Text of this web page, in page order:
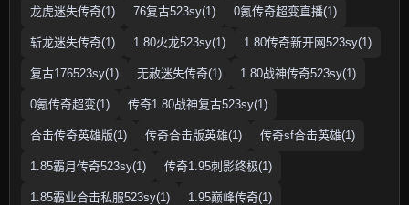
龙虎迷失传奇(1) 76复古523sy(1) 0氪传奇超变直播(1)
斩龙迷失传奇(1) 1.80火龙523sy(1) 1.80传奇新开网523sy(1)
复古176523sy(1) 无赦迷失传奇(1) 1.80战神传奇523sy(1)
0氪传奇超变(1) 传奇1.80战神复古523sy(1)
合击传奇英雄版(1) 传奇合击版英雄(1) 传奇sf合击英雄(1)
1.85霸月传奇523sy(1) 传奇1.95刺影终极(1)
1.85霸业合击私服523sy(1) 1.95巅峰传奇(1)